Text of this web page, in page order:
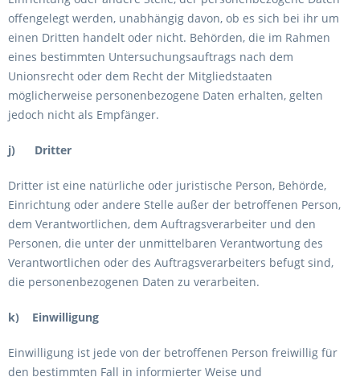
offengelegt werden, unabhängig davon, ob es sich bei ihr um
einen Dritten handelt oder nicht. Behörden, die im Rahmen
eines bestimmten Untersuchungsauftrags nach dem
Unionsrecht oder dem Recht der Mitgliedstaaten
möglicherweise personenbezogene Daten erhalten, gelten
jedoch nicht als Empfänger.
j) Dritter
Dritter ist eine natürliche oder juristische Person, Behörde,
Einrichtung oder andere Stelle außer der betroffenen Person,
dem Verantwortlichen, dem Auftragsverarbeiter und den
Personen, die unter der unmittelbaren Verantwortung des
Verantwortlichen oder des Auftragsverarbeiters befugt sind,
die personenbezogenen Daten zu verarbeiten.
k) Einwilligung
Einwilligung ist jede von der betroffenen Person freiwillig für
den bestimmten Fall in informierter Weise und